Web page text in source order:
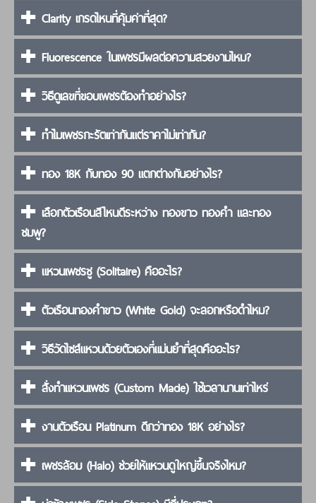
Clarity เกรดไหนที่คุ้มค่าที่สุด?
Fluorescence ในเพชรมีผลต่อความสวยงามไหม?
วิธีดูเลขที่ขอบเพชรต้องทำอย่างไร?
ทำไมเพชรกะรัตเท่ากันแต่ราคาไม่เท่ากัน?
ทอง 18K กับทอง 90 แตกต่างกันอย่างไร?
เลือกตัวเรือนสีไหนดีระหว่าง ทองขาว ทองคำ และทอง
ชมพู?
แหวนเพชรชู (Solitaire) คืออะไร?
ตัวเรือนทองคำขาว (White Gold) จะลอกหรือดำไหม?
วิธีวัดไซส์แหวนด้วยตัวเองที่แม่นยำที่สุดคืออะไร?
สั่งทำแหวนเพชร (Custom Made) ใช้เวลานานเท่าไหร่
งานตัวเรือน Platinum ดีกว่าทอง 18K อย่างไร?
เพชรล้อม (Halo) ช่วยให้แหวนดูใหญ่ขึ้นจริงไหม?